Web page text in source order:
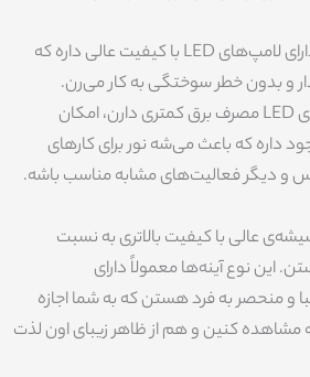
آینه قدی چراغ‌دا ر معمولاً دارای لامپ‌های LED با کیفیت عالی داره که
و بدون خطر سوختگی به کار می‌رن.
همچنین، با این که چراغ‌های LED مصرف برق کمتری دارن، امکان
داره که باعث می‌شه نور برای کارهای
و دیگر فعالیت‌های مشابه مناسب باشه.
عالی با کیفیت بالاتری به نسبت
این نوع آینه‌ها معمولاً دارای
و منحصر به فرد هستن که به شما اجازه
مشاهده کنین و هم از ظاهر زیبای اون لذت